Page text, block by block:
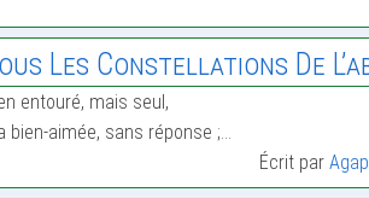
Les Constellations De
entouré, mais seul,
bien-aimée, sans réponse ;…
Écrit par